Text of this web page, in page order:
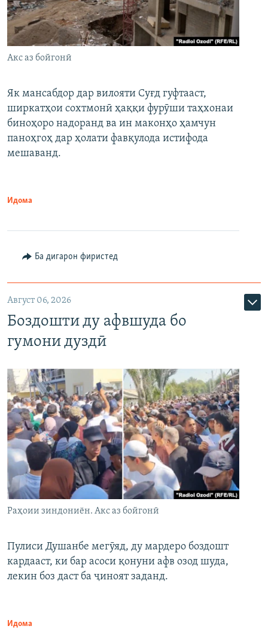
Акс аз бойгонӣ
Як мансабдор дар вилояти Суғд гуфтааст,
ширкатҳои сохтмонӣ ҳаққи фурӯши таҳхонаи
биноҳоро надоранд ва ин маконҳо ҳамчун
паноҳгоҳ дар ҳолати фавқулода истифода
мешаванд.
Идома
Ба дигарон фиристед
Август 06, 2026
Боздошти ду афвшуда бо
гумони дуздӣ
Раҳоии зиндониён. Акс аз бойгонӣ
Пулиси Душанбе мегӯяд, ду мардеро боздошт
кардааст, ки бар асоси қонуни афв озод шуда,
лекин боз даст ба ҷиноят заданд.
Идома